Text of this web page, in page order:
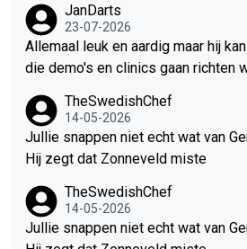
JanDarts
23-07-2026
Allemaal leuk en aardig maar hij
die demo's en clinics gaan richten
meest getalenteerde darters is is
aren gigantisch gestegen en dat
k omdat hij mentaal gewoon veel
TheSwedishChef
14-05-2026
Jullie snappen niet echt wat van
Hij zegt dat Zonneveld miste
TheSwedishChef
14-05-2026
Jullie snappen niet echt wat van